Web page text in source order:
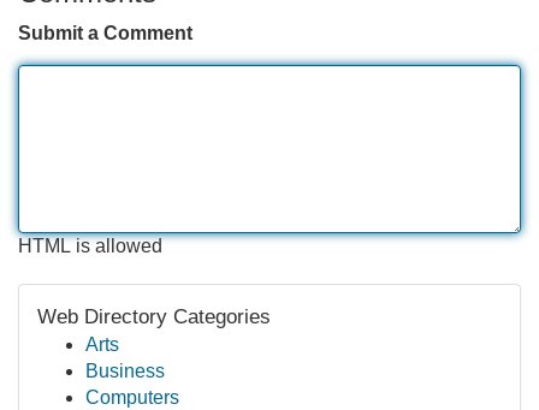
Submit a Comment
HTML is allowed
Web Directory Categories
Arts
Business
Computers